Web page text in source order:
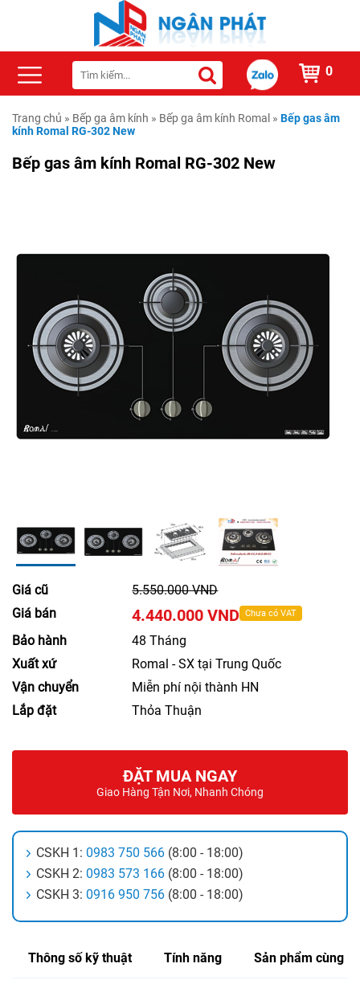
0
Trang chủ » Bếp ga âm kính » Bếp ga âm kính Romal » Bếp gas âm
kính Romal RG-302 New
Bếp gas âm kính Romal RG-302 New
Giá cũ
5.550.000 VND
Giá bán
4.440.000 VND Chưa có VAT
Bảo hành
48 Tháng
Xuất xứ
Romal - SX tại Trung Quốc
Vận chuyển
Miễn phí nội thành HN
Lắp đặt
Thỏa Thuận
ĐẶT MUA NGAY
Giao Hàng Tận Nơi, Nhanh Chóng
CSKH 1: 0983 750 566 (8:00 - 18:00)
CSKH 2: 0983 573 166 (8:00 - 18:00)
CSKH 3: 0916 950 756 (8:00 - 18:00)
Thông số kỹ thuật Tính năng Sản phẩm cùng